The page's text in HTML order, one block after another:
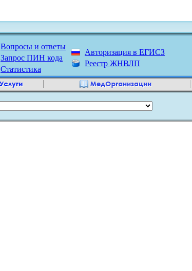
Вопросы и ответы
Запрос ПИН кода
Статистика
Авторизация в ЕГИСЗ
Реестр ЖНВЛП